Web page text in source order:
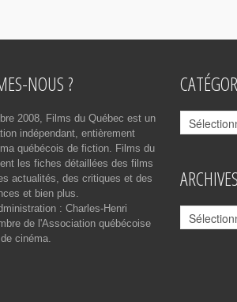
NOUS ?
2008, Films du Québec est un
indépendant, entièrement
québécois de fiction. Films du
les fiches détaillées des films
actualités, des critiques et des
et bien plus.
: Charles-Henri
de l'Association québécoise
cinéma.
Catégories
ARCHIVES
Archives